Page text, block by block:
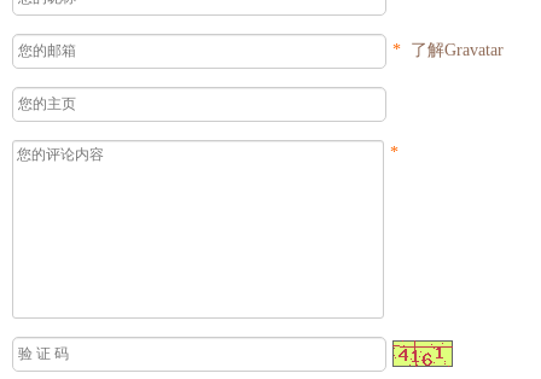
* 了解Gravatar
*